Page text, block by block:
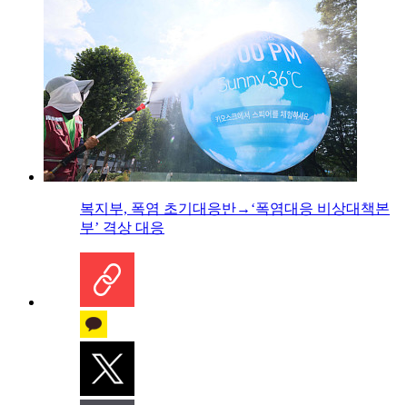
복지부, 폭염 초기대응반→‘폭염대응 비상대책본
부’ 격상 대응